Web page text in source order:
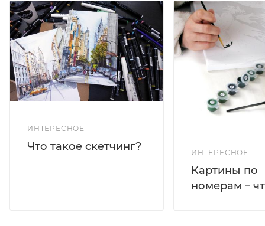
ИНТЕРЕСНОЕ
Что такое скетчинг?
ИНТЕРЕСНОЕ
Картины по
номерам –